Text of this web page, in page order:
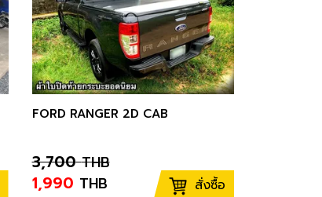
FORD RANGER 2D CAB
3,700 THB
1,990 THB สั่งซื้อ